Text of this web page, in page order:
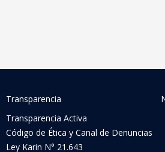
Transparencia
Transparencia Activa
Código de Ética y Canal de Denuncias
Ley Karin N° 21.643